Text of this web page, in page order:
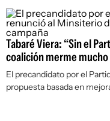
Tabaré Viera: “Sin el
coalición merme mucho
El precandidato por el
propuesta basada en